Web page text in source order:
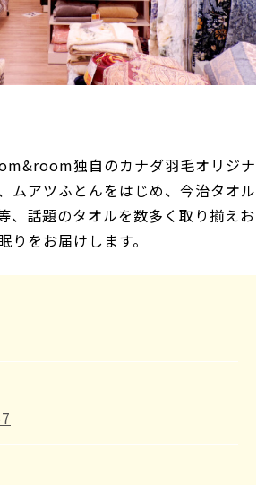
独自のカナダ羽毛オリジナ
ムアツふとんをはじめ、今治タオル
、話題のタオルを数多く取り揃えお
りをお届けします。